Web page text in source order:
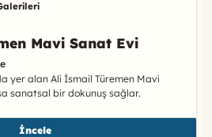
Mavi Sanat Evi
yer alan Ali İsmail Türemen Mavi
sanatsal bir dokunuş sağlar.
İncele